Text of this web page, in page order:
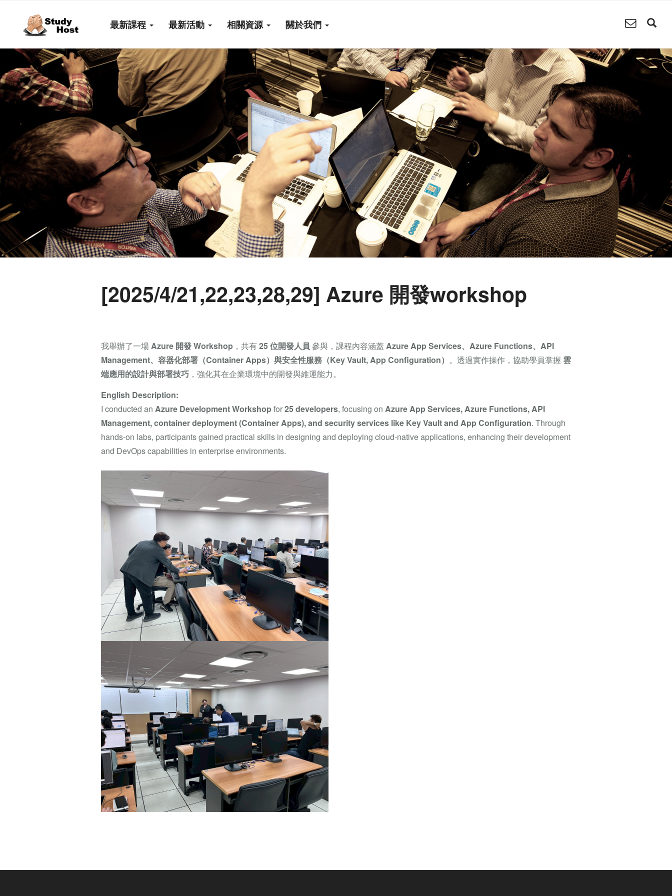
最新課程 最新活動 相關資源 關於我們
[2025/4/21,22,23,28,29] Azure 開發workshop
我舉辦了一場Azure 開發 Workshop ，共有25 位開發人員 參與，課程內容涵蓋Azure App Services、Azure Functions、API
Management、容器化部署（Container Apps）與安全性服務（Key Vault, App Configuration） 。透過實作操作，協助學員掌握 雲
端應用的設計與部署技巧 ，強化其在企業環境中的開發與維運能力。
English Description:
I conducted an Azure Development Workshop for25 developers, focusing on Azure App Services, Azure Functions, API
Management, container deployment (Container Apps), and security services like Key Vault and App Configuration. Through
hands-on labs, participants gained practical skills in designing and deploying cloud-native applications, enhancing their development
and DevOps capabilities in enterprise environments.